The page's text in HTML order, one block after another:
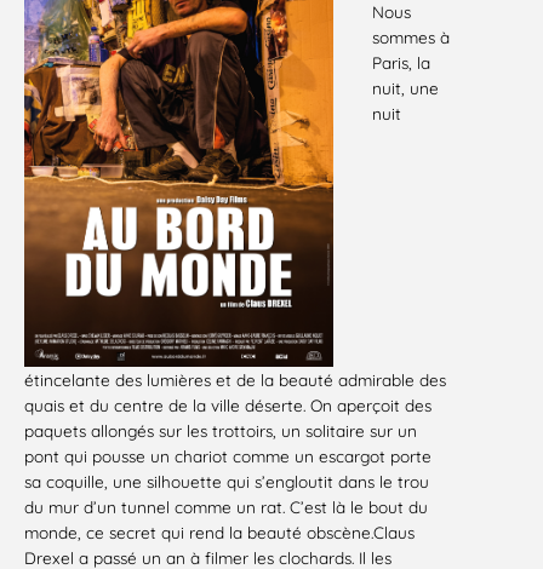
Nous
sommes à
Paris, la
nuit, une
nuit
étincelante des lumières et de la beauté admirable des
quais et du centre de la ville déserte. On aperçoit des
paquets allongés sur les trottoirs, un solitaire sur un
pont qui pousse un chariot comme un escargot porte
sa coquille, une silhouette qui s’engloutit dans le trou
du mur d’un tunnel comme un rat. C’est là le bout du
monde, ce secret qui rend la beauté obscène.Claus
Drexel a passé un an à filmer les clochards. Il les